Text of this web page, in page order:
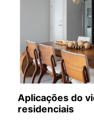
Aplicações do
residenciais